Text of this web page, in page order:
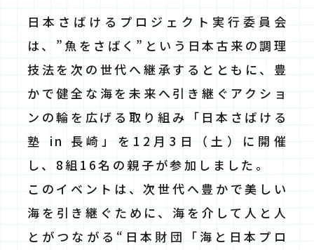
日本さばけるプロジェクト実行委員会
は、”魚をさばく”という日本古来の調理
技法を次の世代へ継承するとともに、豊
かで健全な海を未来へ引き継ぐアクショ
ンの輪を広げる取り組み「日本さばける
塾 in 長崎」を12月3日（土）に開催
し、8組16名の親子が参加しました。
このイベントは、次世代へ豊かで美しい
海を引き継ぐために、海を介して人と人
とがつながる“日本財団「海と日本プロ